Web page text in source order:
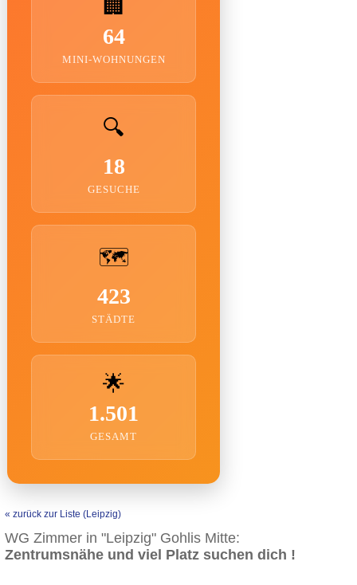
🏢
64
MINI-WOHNUNGEN
🔍
18
GESUCHE
🗺️
423
STÄDTE
🌟
1.501
GESAMT
« zurück zur Liste (Leipzig)
WG Zimmer in "Leipzig" Gohlis Mitte:
Zentrumsnähe und viel Platz suchen dich !